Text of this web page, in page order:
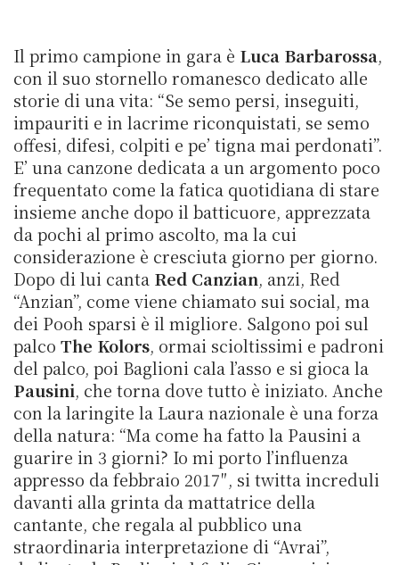
Il primo campione in gara è Luca Barbarossa,
con il suo stornello romanesco dedicato alle
storie di una vita: “Se semo persi, inseguiti,
impauriti e in lacrime riconquistati, se semo
offesi, difesi, colpiti e pe’ tigna mai perdonati”.
E’ una canzone dedicata a un argomento poco
frequentato come la fatica quotidiana di stare
insieme anche dopo il batticuore, apprezzata
da pochi al primo ascolto, ma la cui
considerazione è cresciuta giorno per giorno.
Dopo di lui canta Red Canzian, anzi, Red
“Anzian”, come viene chiamato sui social, ma
dei Pooh sparsi è il migliore. Salgono poi sul
palco The Kolors, ormai scioltissimi e padroni
del palco, poi Baglioni cala l’asso e si gioca la
Pausini, che torna dove tutto è iniziato. Anche
con la laringite la Laura nazionale è una forza
della natura: “Ma come ha fatto la Pausini a
guarire in 3 giorni? Io mi porto l’influenza
appresso da febbraio 2017″, si twitta increduli
davanti alla grinta da mattatrice della
cantante, che regala al pubblico una
straordinaria interpretazione di “Avrai”,